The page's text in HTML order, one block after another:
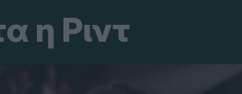
η Ριντ